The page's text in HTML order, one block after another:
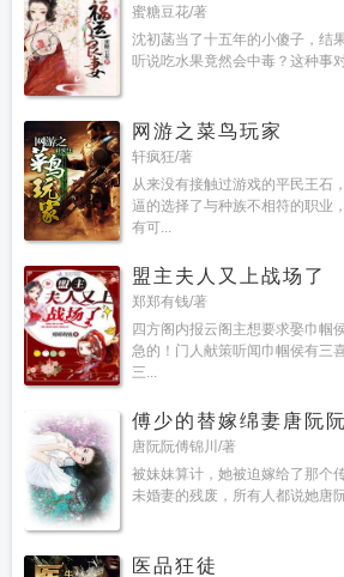
蜜糖豆花/著
沈初菡当了十五年的小傻子，结
听说吃水果竟然会中毒？这种事
网游之菜鸟玩家
轩疯狂/著
从来没有接触过游戏的平民王石
逼的选择了与种族不相符的职业
有可...
盟主夫人又上战场了
郑郑有钱/著
四方阁内报云阁主想要求娶巾帼
急的！门人献策听闻巾帼侯有三
三...
傅少的替嫁绵妻唐阮
唐阮阮傅锦川/著
被妹妹算计，她被迫嫁给了那个
未婚妻的残废，所有人都说她唐
医品狂徒